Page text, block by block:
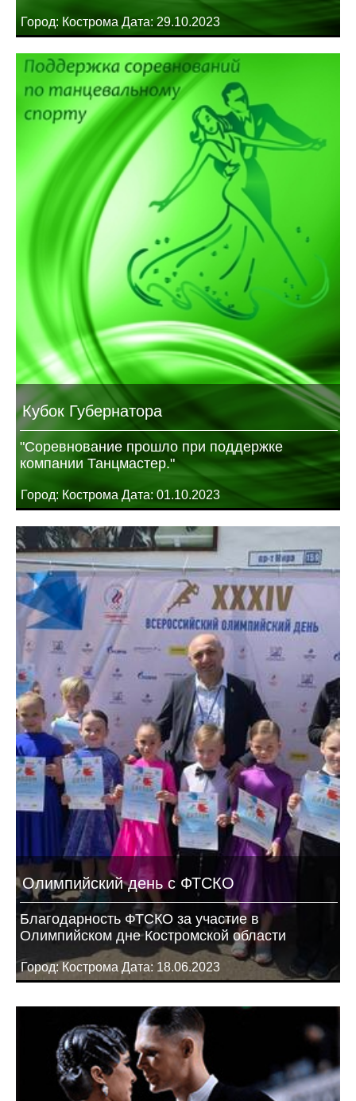
Город: Кострома Дата: 29.10.2023
Кубок Губернатора
"Соревнование прошло при поддержке
компании Танцмастер."
Город: Кострома Дата: 01.10.2023
Олимпийский день с ФТСКО
Благодарность ФТСКО за участие в
Олимпийском дне Костромской области
Город: Кострома Дата: 18.06.2023